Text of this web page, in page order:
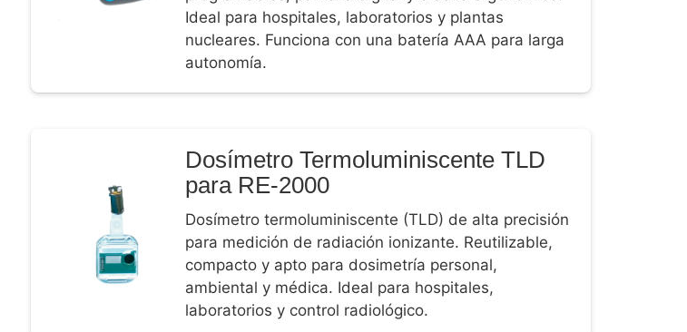
Ideal para hospitales, laboratorios y plantas
nucleares. Funciona con una batería AAA para larga
autonomía.
Dosímetro Termoluminiscente TLD
para RE-2000
Dosímetro termoluminiscente (TLD) de alta precisión
para medición de radiación ionizante. Reutilizable,
compacto y apto para dosimetría personal,
ambiental y médica. Ideal para hospitales,
laboratorios y control radiológico.